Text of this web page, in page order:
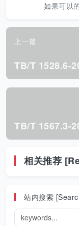
如果可以
上一篇
相关推荐
站内搜索